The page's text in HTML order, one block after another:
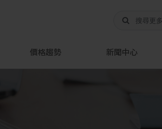
價格趨勢 新聞中心